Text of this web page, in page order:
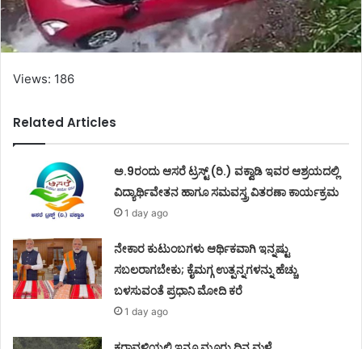
Views: 186
Related Articles
ಅ.9ರಂದು ಆಸರೆ ಟ್ರಸ್ಟ್ (ರಿ.) ವಕ್ವಾಡಿ ಇವರ ಆಶ್ರಯದಲ್ಲಿ
ವಿದ್ಯಾರ್ಥಿವೇತನ ಹಾಗೂ ಸಮವಸ್ತ್ರ ವಿತರಣಾ ಕಾರ್ಯಕ್ರಮ
1 day ago
ನೇಕಾರ ಕುಟುಂಬಗಳು ಆರ್ಥಿಕವಾಗಿ ಇನ್ನಷ್ಟು
ಸಬಲರಾಗಬೇಕು; ಕೈಮಗ್ಗ ಉತ್ಪನ್ನಗಳನ್ನು ಹೆಚ್ಚು
ಬಳಸುವಂತೆ ಪ್ರಧಾನಿ ಮೋದಿ ಕರೆ
1 day ago